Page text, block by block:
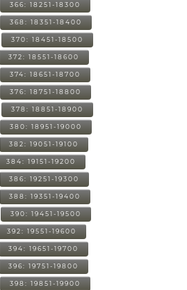
366: 18251-18300
368: 18351-18400
370: 18451-18500
372: 18551-18600
374: 18651-18700
376: 18751-18800
378: 18851-18900
380: 18951-19000
382: 19051-19100
384: 19151-19200
386: 19251-19300
388: 19351-19400
390: 19451-19500
392: 19551-19600
394: 19651-19700
396: 19751-19800
398: 19851-19900